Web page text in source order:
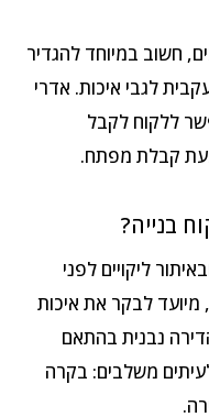
חשוב במיוחד להגדיר
לגבי איכות. אדרי
ללקוח לקבל
קבלת מפתח.
בנייה?
ליקויים לפני
מיועד לבקר את איכות
נבנית בהתאם
משלבים: בקרה